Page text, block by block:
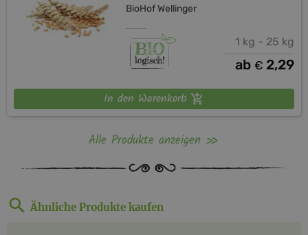
BioHof Wellinger
1 kg - 25 kg
ab € 2,29
In den Warenkorb
Alle Produkte anzeigen
Ähnliche Produkte kaufen